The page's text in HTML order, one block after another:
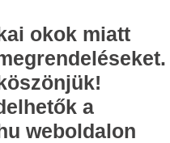
okok miatt
a
weboldalon